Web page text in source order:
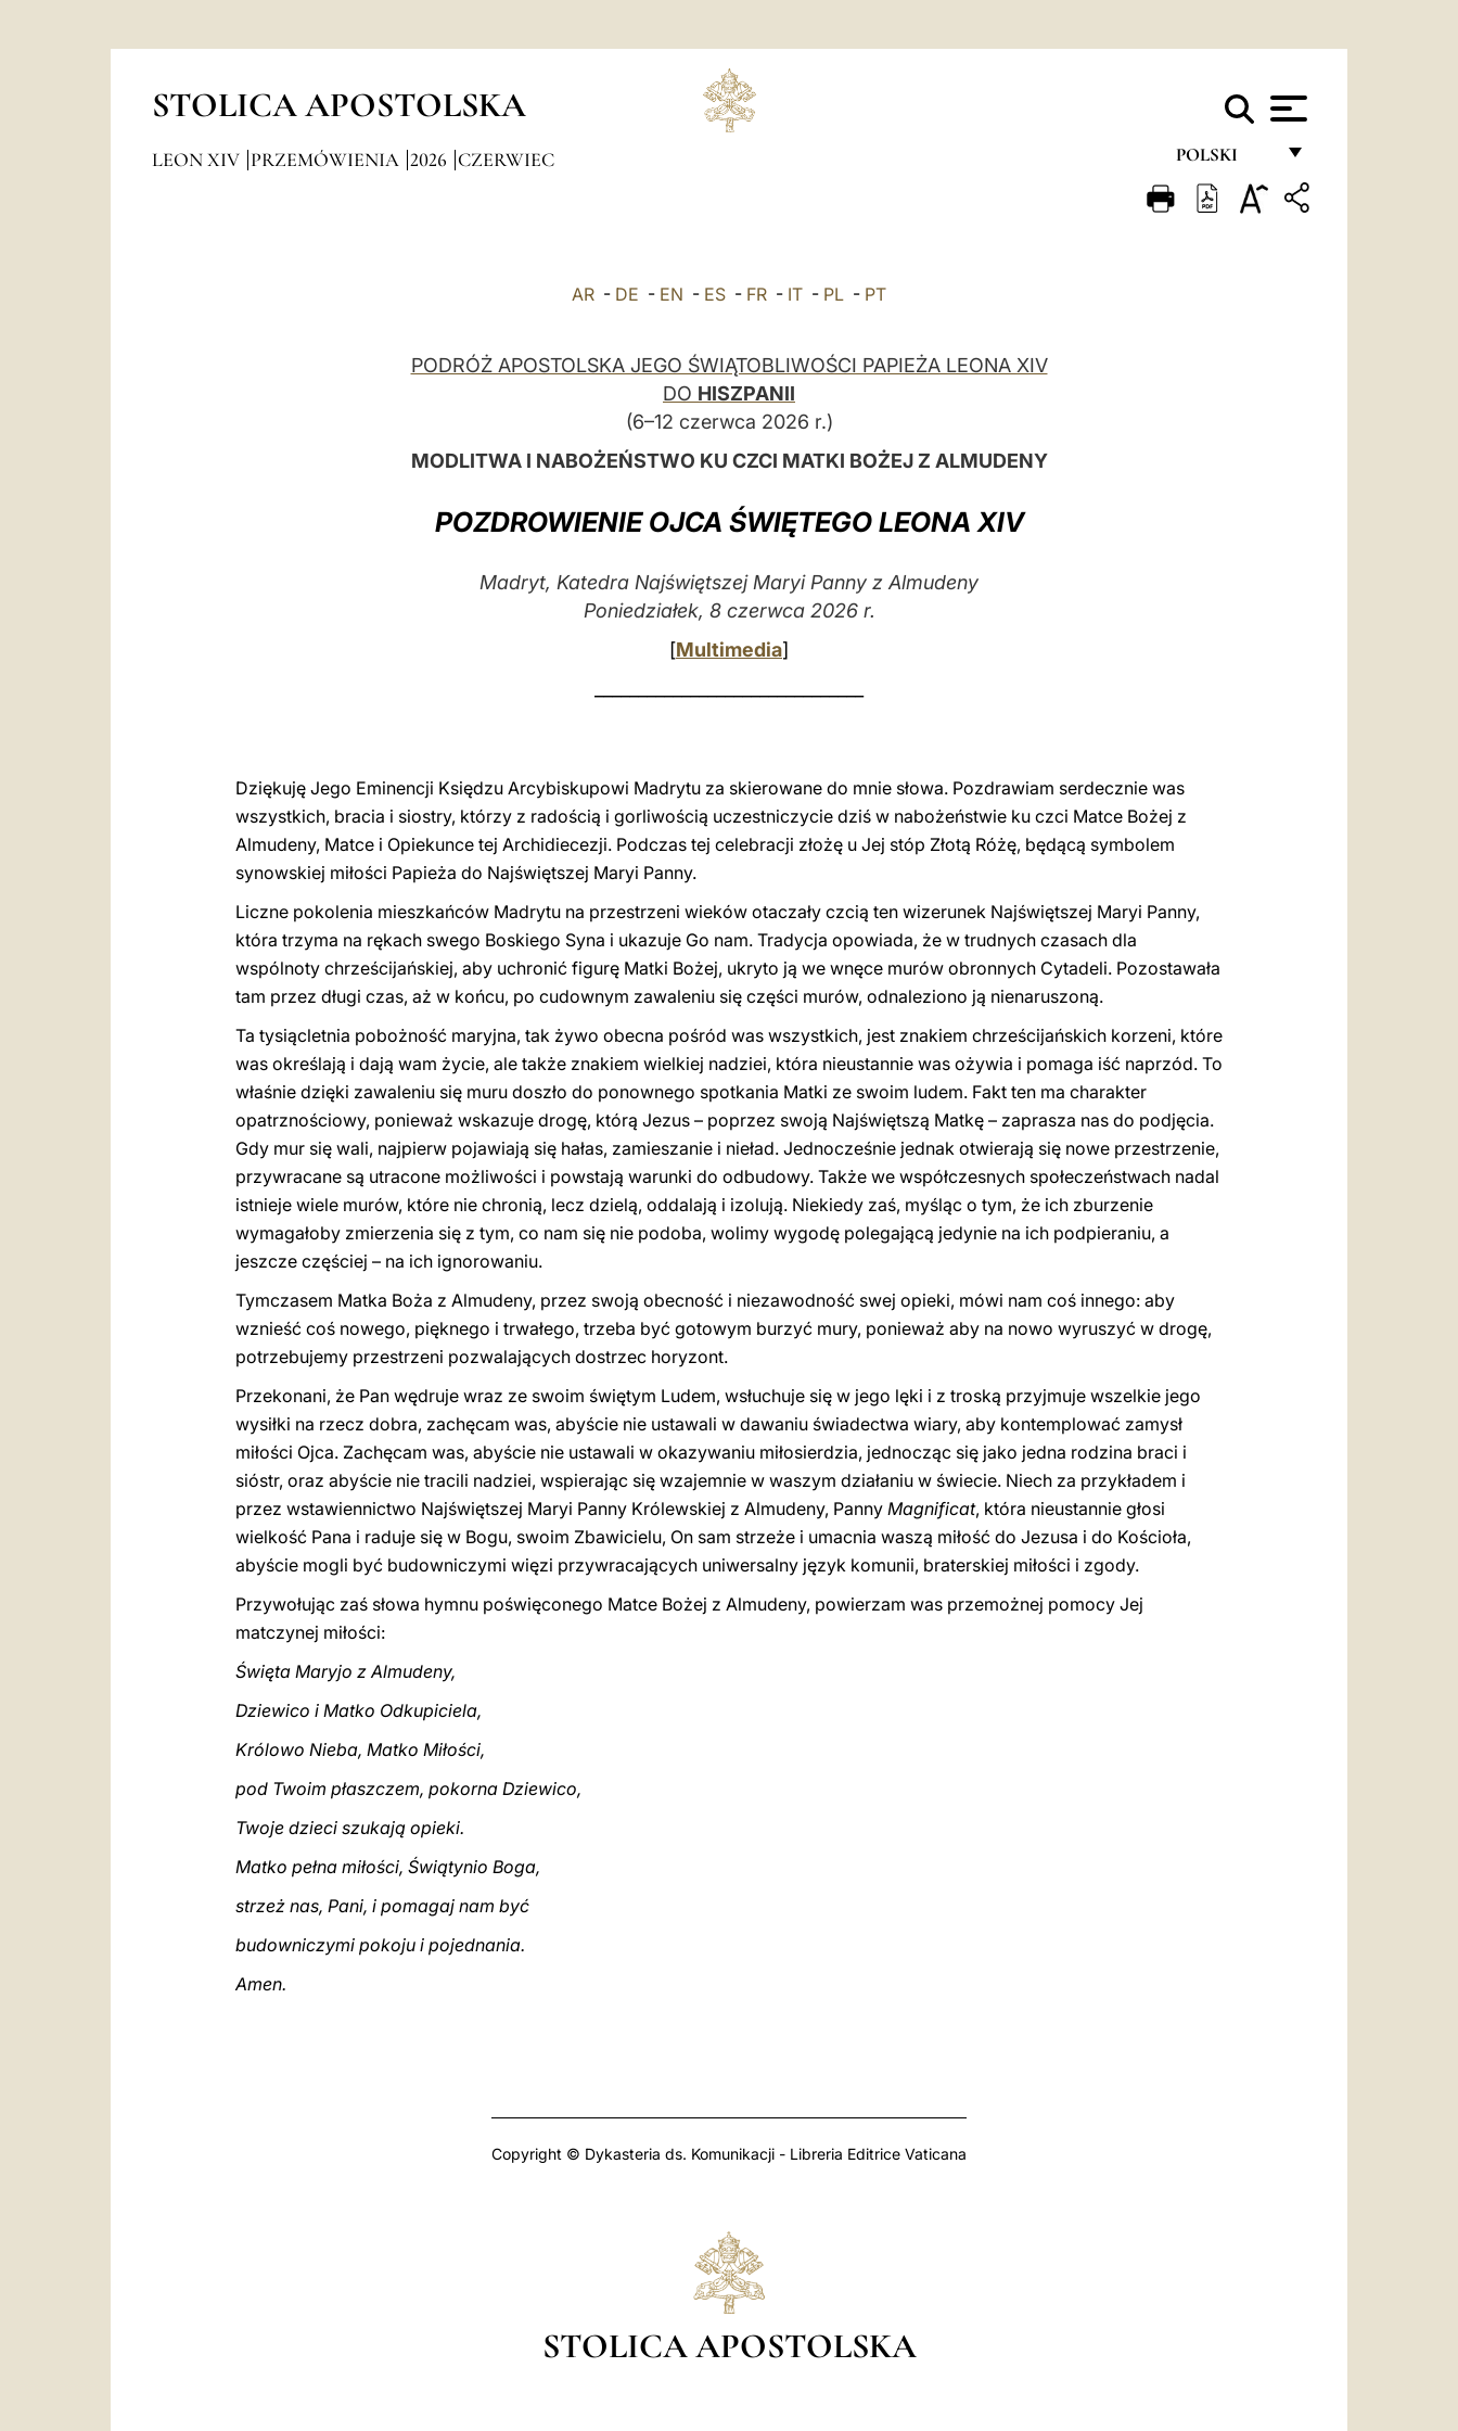
STOLICA APOSTOLSKA
POLSKI
FRANÇAIS
LEON XIV PRZEMÓWIENIA 2026 CZERWIEC
AR - DE - EN - ES - FR - IT - PL - PT
PODRÓŻ APOSTOLSKA JEGO ŚWIĄTOBLIWOŚCI PAPIEŻA LEONA XIV
DO HISZPANII
(6–12 czerwca 2026 r.)
MODLITWA I NABOŻEŃSTWO KU CZCI MATKI BOŻEJ Z ALMUDENY
POZDROWIENIE OJCA ŚWIĘTEGO LEONA XIV
Madryt, Katedra Najświętszej Maryi Panny z Almudeny
Poniedziałek, 8 czerwca 2026 r.
[Multimedia]
Dziękuję Jego Eminencji Księdzu Arcybiskupowi Madrytu za skierowane do mnie słowa. Pozdrawiam serdecznie was
wszystkich, bracia i siostry, którzy z radością i gorliwością uczestniczycie dziś w nabożeństwie ku czci Matce Bożej z
Almudeny, Matce i Opiekunce tej Archidiecezji. Podczas tej celebracji złożę u Jej stóp Złotą Różę, będącą symbolem
synowskiej miłości Papieża do Najświętszej Maryi Panny.
Liczne pokolenia mieszkańców Madrytu na przestrzeni wieków otaczały czcią ten wizerunek Najświętszej Maryi Panny,
która trzyma na rękach swego Boskiego Syna i ukazuje Go nam. Tradycja opowiada, że w trudnych czasach dla
wspólnoty chrześcijańskiej, aby uchronić figurę Matki Bożej, ukryto ją we wnęce murów obronnych Cytadeli. Pozostawała
tam przez długi czas, aż w końcu, po cudownym zawaleniu się części murów, odnaleziono ją nienaruszoną.
Ta tysiącletnia pobożność maryjna, tak żywo obecna pośród was wszystkich, jest znakiem chrześcijańskich korzeni, które
was określają i dają wam życie, ale także znakiem wielkiej nadziei, która nieustannie was ożywia i pomaga iść naprzód. To
właśnie dzięki zawaleniu się muru doszło do ponownego spotkania Matki ze swoim ludem. Fakt ten ma charakter
opatrznościowy, ponieważ wskazuje drogę, którą Jezus – poprzez swoją Najświętszą Matkę – zaprasza nas do podjęcia.
Gdy mur się wali, najpierw pojawiają się hałas, zamieszanie i nieład. Jednocześnie jednak otwierają się nowe przestrzenie,
przywracane są utracone możliwości i powstają warunki do odbudowy. Także we współczesnych społeczeństwach nadal
istnieje wiele murów, które nie chronią, lecz dzielą, oddalają i izolują. Niekiedy zaś, myśląc o tym, że ich zburzenie
wymagałoby zmierzenia się z tym, co nam się nie podoba, wolimy wygodę polegającą jedynie na ich podpieraniu, a
jeszcze częściej – na ich ignorowaniu.
Tymczasem Matka Boża z Almudeny, przez swoją obecność i niezawodność swej opieki, mówi nam coś innego: aby
wznieść coś nowego, pięknego i trwałego, trzeba być gotowym burzyć mury, ponieważ aby na nowo wyruszyć w drogę,
potrzebujemy przestrzeni pozwalających dostrzec horyzont.
Przekonani, że Pan wędruje wraz ze swoim świętym Ludem, wsłuchuje się w jego lęki i z troską przyjmuje wszelkie jego
wysiłki na rzecz dobra, zachęcam was, abyście nie ustawali w dawaniu świadectwa wiary, aby kontemplować zamysł
miłości Ojca. Zachęcam was, abyście nie ustawali w okazywaniu miłosierdzia, jednocząc się jako jedna rodzina braci i
sióstr, oraz abyście nie tracili nadziei, wspierając się wzajemnie w waszym działaniu w świecie. Niech za przykładem i
przez wstawiennictwo Najświętszej Maryi Panny Królewskiej z Almudeny, Panny Magnificat, która nieustannie głosi
wielkość Pana i raduje się w Bogu, swoim Zbawicielu, On sam strzeże i umacnia waszą miłość do Jezusa i do Kościoła,
abyście mogli być budowniczymi więzi przywracających uniwersalny język komunii, braterskiej miłości i zgody.
Przywołując zaś słowa hymnu poświęconego Matce Bożej z Almudeny, powierzam was przemożnej pomocy Jej
matczynej miłości:
Święta Maryjo z Almudeny,
Dziewico i Matko Odkupiciela,
Królowo Nieba, Matko Miłości,
pod Twoim płaszczem, pokorna Dziewico,
Twoje dzieci szukają opieki.
Matko pełna miłości, Świątynio Boga,
strzeż nas, Pani, i pomagaj nam być
budowniczymi pokoju i pojednania.
Amen.
Copyright © Dykasteria ds. Komunikacji - Libreria Editrice Vaticana
STOLICA APOSTOLSKA